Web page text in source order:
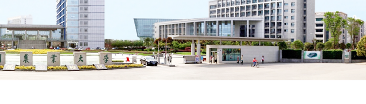
留学生奖学金
外籍教师
研究生招生
博士后招生 青年先锋队
教工之家
社会实践
学生管理
研究生活动